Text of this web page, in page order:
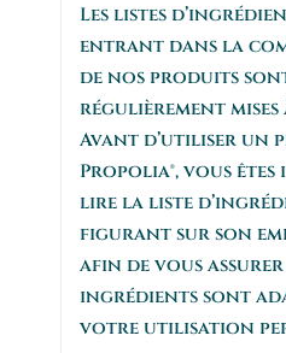
Les listes
entrant dans la
de nos produits
régulièrement
Avant d’utiliser un
Propolia®, vous êtes
lire la liste
figurant sur son
afin de vous
ingrédients sont
votre utilisation